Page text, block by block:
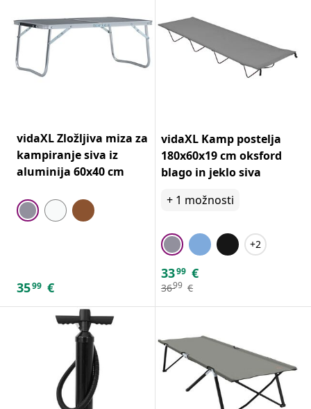
vidaXL Zložljiva miza za
kampiranje siva iz
aluminija 60x40 cm
3599 €
vidaXL Kamp postelja
180x60x19 cm oksford
blago in jeklo siva
+ 1 možnosti
+2
3399 €
3699 €